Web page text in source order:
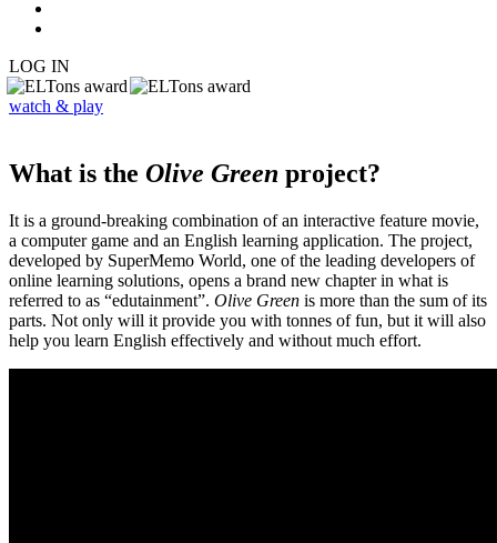
LOG IN
watch & play
What is the Olive Green project?
It is a ground-breaking combination of an interactive feature movie,
a computer game and an English learning application. The project,
developed by SuperMemo World, one of the leading developers of
online learning solutions, opens a brand new chapter in what is
referred to as “edutainment”. Olive Green is more than the sum of its
parts. Not only will it provide you with tonnes of fun, but it will also
help you learn English effectively and without much effort.